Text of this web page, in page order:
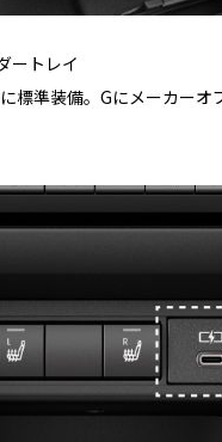
ートレイ
標準装備。Gにメーカーオ